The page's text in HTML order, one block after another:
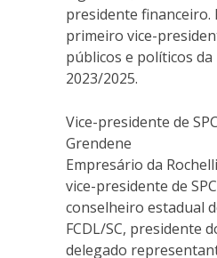
presidente financeiro.
primeiro vice-
públicos e políticos da
2023/2025.
Vice-presidente de
Grendene
Empresário da
vice-presidente de
conselheiro estadual
FCDL/SC, presidente
delegado